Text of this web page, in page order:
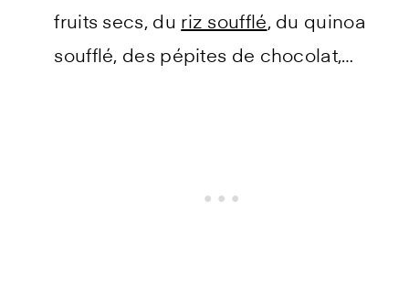
fruits secs, du riz soufflé, du quinoa
soufflé, des pépites de chocolat,…